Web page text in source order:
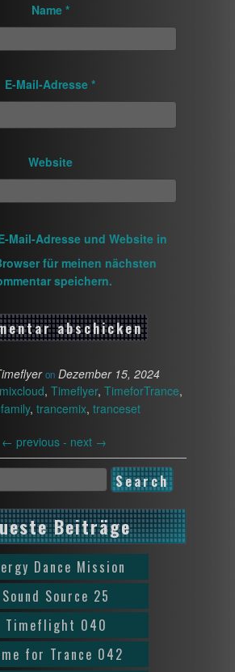
Name *
E-Mail-Adresse *
Website
Mail-Adresse und Website in
für meinen nächsten
speichern.
on Dezember 15, 2024
mixcloud, Timeflyer, TimeforTrance,
, trancemix, tranceset
← previous - next →
Beiträge
Dance Mission
Sound Source 25
Timeflight 040
for Trance 042